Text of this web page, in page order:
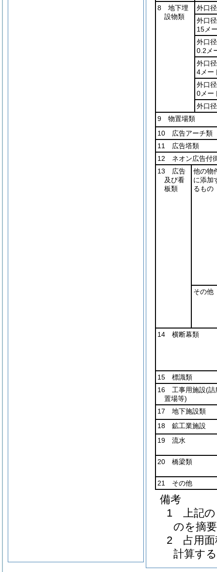
8 地下埋
設物類
外口
外口
15メ
外口
0.2メ
外口
4メー
外口
0メー
外口
9 物置場類
10 広告アーチ類
11 広告塔類
12 ネオン広告付
13 広告
及び看
板類
他の物
に添加
るもの
その他
14 横断幕類
15 標識類
16 工事用施設(詰
置場等)
17 地下施設類
18 鉱工業施設
19 流水
20 橋梁類
21 その他
備考
1 上記の
のを摘
2 占用面
計算す